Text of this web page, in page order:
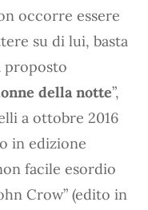
occorre essere
su di lui, basta
proposto
della notte”,
a ottobre 2016
in edizione
facile esordio
Crow” (edito in